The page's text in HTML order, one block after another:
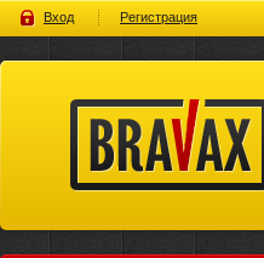
Вход Регистрация
всей россии